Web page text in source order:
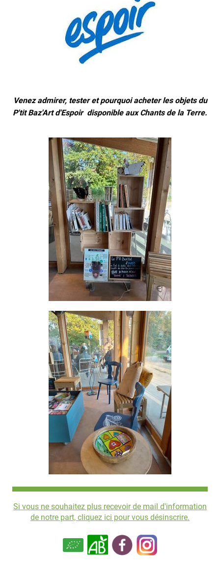
Venez admirer, tester et pourquoi acheter les objets du
P'tit Baz'Art d'Espoir disponible aux Chants de la Terre.
Si vous ne souhaitez plus recevoir de mail d'information
de notre part, cliquez ici pour vous désinscrire.